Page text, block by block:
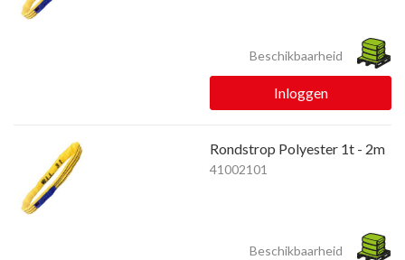
Beschikbaarheid
Inloggen
Rondstrop Polyester 1t - 2m
41002101
Beschikbaarheid